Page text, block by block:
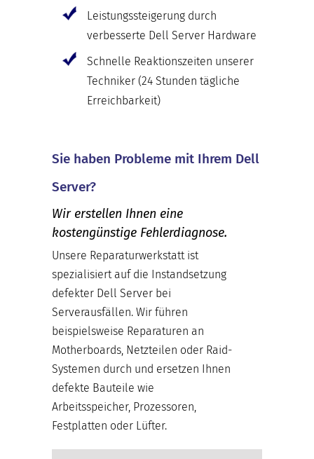
Leistungssteigerung durch
verbesserte Dell Server Hardware
Schnelle Reaktionszeiten unserer
Techniker (24 Stunden tägliche
Erreichbarkeit)
Sie haben Probleme mit Ihrem Dell
Server?
Wir erstellen Ihnen eine
kostengünstige Fehlerdiagnose.
Unsere Reparaturwerkstatt ist
spezialisiert auf die Instandsetzung
defekter Dell Server bei
Serverausfällen. Wir führen
beispielsweise Reparaturen an
Motherboards, Netzteilen oder Raid-
Systemen durch und ersetzen Ihnen
defekte Bauteile wie
Arbeitsspeicher, Prozessoren,
Festplatten oder Lüfter.